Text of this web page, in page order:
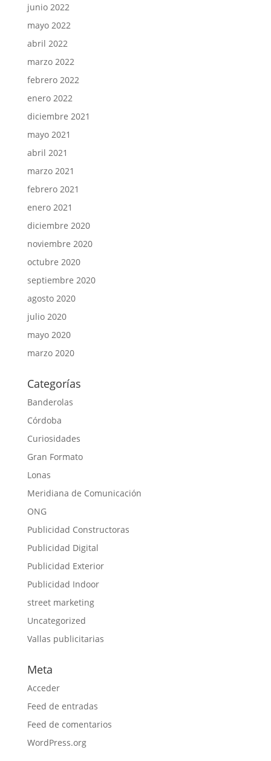
junio 2022
mayo 2022
abril 2022
marzo 2022
febrero 2022
enero 2022
diciembre 2021
mayo 2021
abril 2021
marzo 2021
febrero 2021
enero 2021
diciembre 2020
noviembre 2020
octubre 2020
septiembre 2020
agosto 2020
julio 2020
mayo 2020
marzo 2020
Categorías
Banderolas
Córdoba
Curiosidades
Gran Formato
Lonas
Meridiana de Comunicación
ONG
Publicidad Constructoras
Publicidad Digital
Publicidad Exterior
Publicidad Indoor
street marketing
Uncategorized
Vallas publicitarias
Meta
Acceder
Feed de entradas
Feed de comentarios
WordPress.org